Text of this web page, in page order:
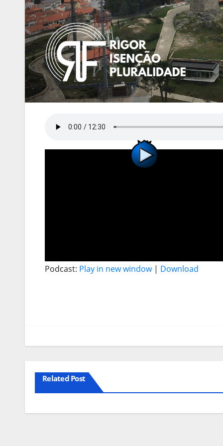
Podcast: Play in new window| Download
Related Post